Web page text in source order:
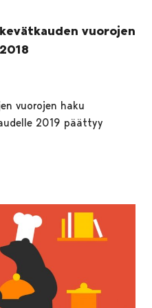
vuorojen
vuorojen haku
2019 päättyy